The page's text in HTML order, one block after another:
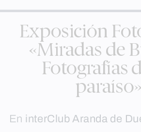
Exposición
«Miradas de
Fotografías
paraíso»
En interClub Aranda de